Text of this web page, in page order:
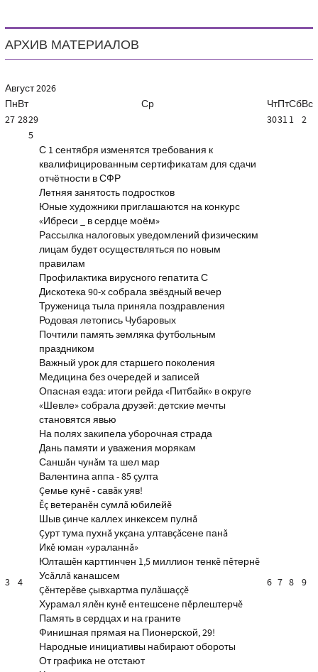
АРХИВ МАТЕРИАЛОВ
Август2026
ПнВт Ср ЧтПтСбВс
27 2829 30311 2
3 4
5
С 1 сентября изменятся требования к
квалифицированным сертификатам для сдачи
отчётности в СФР
Летняя занятость подростков
Юные художники приглашаются на конкурс
«Ибреси _ в сердце моём»
Рассылка налоговых уведомлений физическим
лицам будет осуществляться по новым
правилам
Профилактика вирусного гепатита С
Дискотека 90-х собрала звёздный вечер
Труженица тыла приняла поздравления
Родовая летопись Чубаровых
Почтили память земляка футбольным
праздником
Важный урок для старшего поколения
Медицина без очередей и записей
Опасная езда: итоги рейда «Питбайк» в округе
«Шевле» собрала друзей: детские мечты
становятся явью
На полях закипела уборочная страда
Дань памяти и уважения морякам
Саншăн чунăм та шел мар
Валентина аппа - 85 çулта
Çемье кунĕ - савăк уяв!
Ĕç ветеранĕн сумлă юбилейĕ
Шыв çинче каллех инкексем пулнă
Çурт тума пухнă укçана ултавçăсене панă
Икĕ юман «ураланнă»
Юлташĕн карттинчен 1,5 миллион тенкĕ пĕтернĕ
Усăллă канашсем
Çĕнтерĕве çывхартма пулăшаççĕ
Хурамал ялĕн кунĕ ентешсене пĕрлештерчĕ
Память в сердцах и на граните
Финишная прямая на Пионерской, 29!
Народные инициативы набирают обороты
От графика не отстают
6 7 8 9